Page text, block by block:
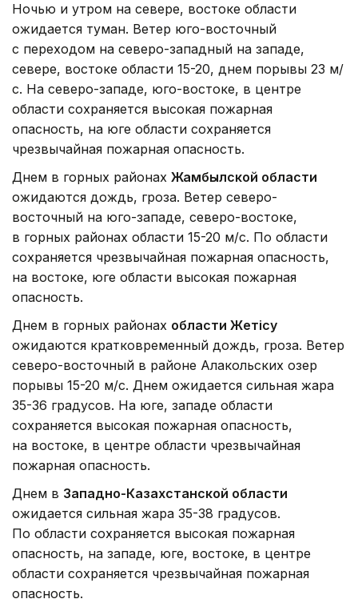
Ночью и утром на севере, востоке области
ожидается туман. Ветер юго-восточный
с переходом на северо-западный на западе,
севере, востоке области 15-20, днем порывы 23 м/
с. На северо-западе, юго-востоке, в центре
области сохраняется высокая пожарная
опасность, на юге области сохраняется
чрезвычайная пожарная опасность.
Днем в горных районах Жамбылской области
ожидаются дождь, гроза. Ветер северо-
восточный на юго-западе, северо-востоке,
в горных районах области 15-20 м/с. По области
сохраняется чрезвычайная пожарная опасность,
на востоке, юге области высокая пожарная
опасность.
Днем в горных районах области Жетісу
ожидаются кратковременный дождь, гроза. Ветер
северо-восточный в районе Алакольских озер
порывы 15-20 м/с. Днем ожидается сильная жара
35-36 градусов. На юге, западе области
сохраняется высокая пожарная опасность,
на востоке, в центре области чрезвычайная
пожарная опасность.
Днем в Западно-Казахстанской области
ожидается сильная жара 35-38 градусов.
По области сохраняется высокая пожарная
опасность, на западе, юге, востоке, в центре
области сохраняется чрезвычайная пожарная
опасность.